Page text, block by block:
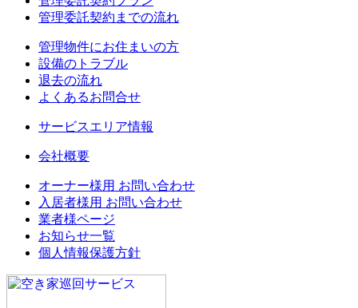
管理委託契約までの流れ
管理物件にお住まいの方
設備のトラブル
退去の流れ
よくあるお問合せ
サービスエリア情報
会社概要
オーナー様用 お問い合わせ
入居者様用 お問い合わせ
業者様ページ
お知らせ一覧
個人情報保護方針